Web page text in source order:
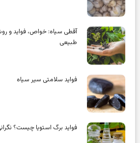
آقطی سیاه: خواص، فواید و
طبیعی
فواید سلامتی سیر سیاه
فواید برگ استویا چیست؟